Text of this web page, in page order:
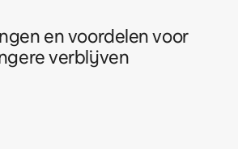
en voordelen voor
verblijven